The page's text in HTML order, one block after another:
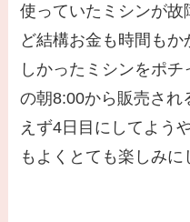
使っていたミシンが
ど結構お金も時間も
しかったミシンをポ
の朝8:00から販売され
えず4日目にしてよう
もよくとても楽しみに